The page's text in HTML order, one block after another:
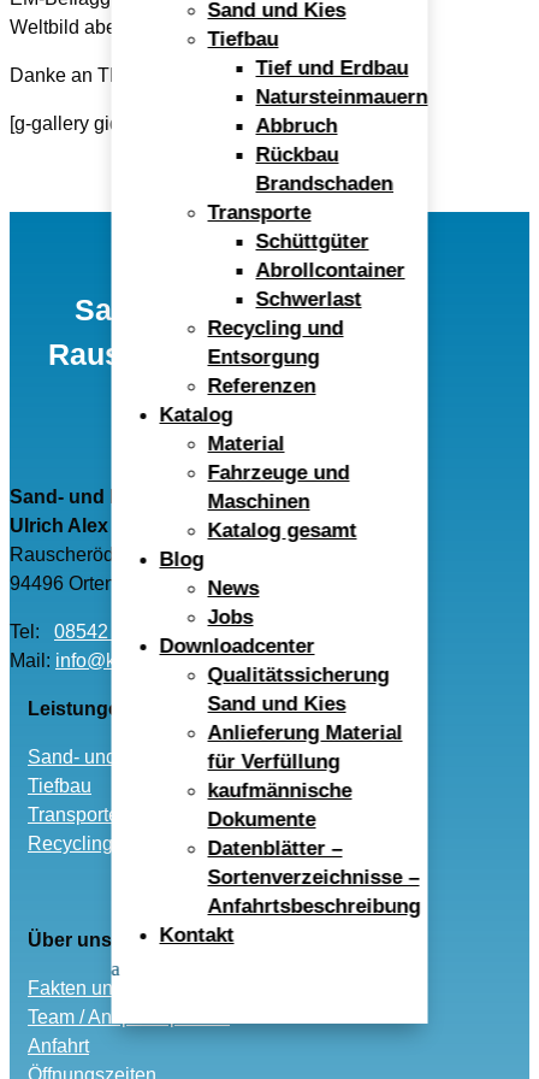
Sand und Kies
Tiefbau
Tief und Erdbau
Natursteinmauern
Abbruch
Rückbau
Brandschaden
Transporte
Schüttgüter
Abrollcontainer
Schwerlast
Recycling und
Entsorgung
Referenzen
Katalog
Material
Fahrzeuge und
Maschinen
Katalog gesamt
Blog
News
Jobs
Downloadcenter
Qualitätssicherung
Sand und Kies
Anlieferung Material
für Verfüllung
kaufmännische
Dokumente
Datenblätter –
Sortenverzeichnisse –
Anfahrtsbeschreibung
Kontakt
Weltbild aber wieder geraderücken
Danke an Thomas für die Steilvorlage!
[g-gallery gid=“2940″]
Sand- und Kieswerk
Rauscheröd Ulrich Alex
GmbH
Sand- und Kieswerk Rauscheröd
Ulrich Alex GmbH
Rauscheröd 4
94496 Ortenburg
Tel: 08542 – 96040
Mail: info@kwr-alex.de
Leistungen
Sand- und Kies
Tiefbau
Transporte
Recycling und Entsorgung
Über uns
Fakten und Historie
Team / Ansprechpartner
Anfahrt